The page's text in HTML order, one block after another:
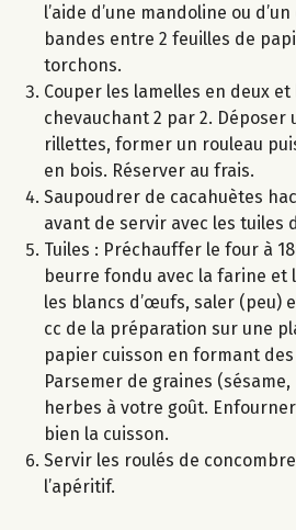
l’aide d’une mandoline ou
bandes entre 2 feuilles de
torchons.
Couper les lamelles en deux
chevauchant 2 par 2. Déposer
rillettes, former un rouleau
en bois. Réserver au frais.
Saupoudrer de cacahuètes
avant de servir avec les tuiles
Tuiles : Préchauffer le four à
beurre fondu avec la farine et
les blancs d’œufs, saler (peu)
cc de la préparation sur une
papier cuisson en formant
Parsemer de graines
herbes à votre goût.
bien la cuisson.
Servir les roulés de
l’apéritif.